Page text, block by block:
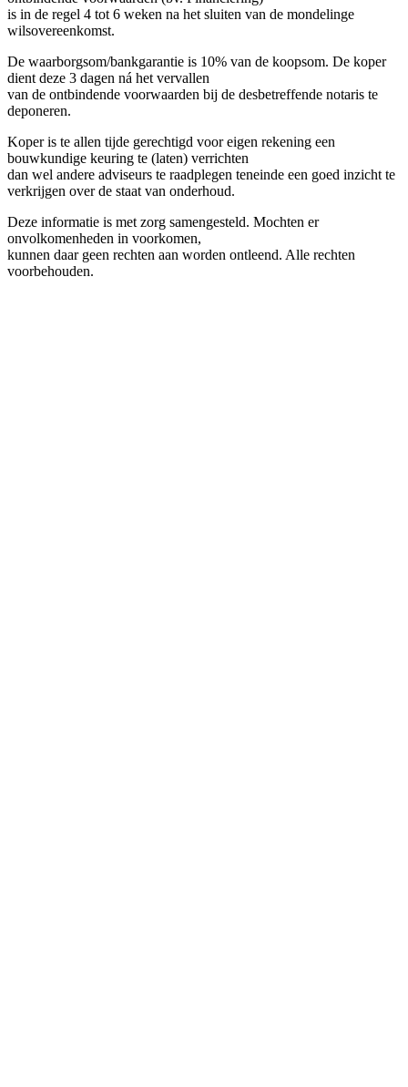
is in de regel 4 tot 6 weken na het sluiten van de mondelinge
wilsovereenkomst.
De waarborgsom/bankgarantie is 10% van de koopsom. De koper
dient deze 3 dagen ná het vervallen
van de ontbindende voorwaarden bij de desbetreffende notaris te
deponeren.
Koper is te allen tijde gerechtigd voor eigen rekening een
bouwkundige keuring te (laten) verrichten
dan wel andere adviseurs te raadplegen teneinde een goed inzicht te
verkrijgen over de staat van onderhoud.
Deze informatie is met zorg samengesteld. Mochten er
onvolkomenheden in voorkomen,
kunnen daar geen rechten aan worden ontleend. Alle rechten
voorbehouden.